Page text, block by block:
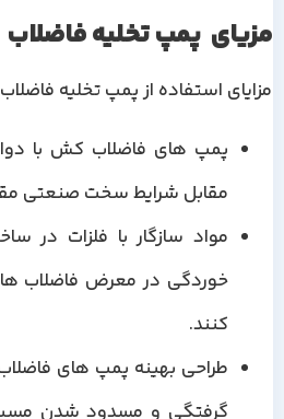
مزیای پمپ تخلیه فاضلاب
مزایای استفاده از پمپ تخلیه
پمپ های فاضلاب کش با
مقابل شرایط سخت صنعتی
مواد سازگار با فلزات در
خوردگی در معرض فاضلاب
کنند.
طراحی بهینه پمپ های
گرفتگی و مسدود شدن